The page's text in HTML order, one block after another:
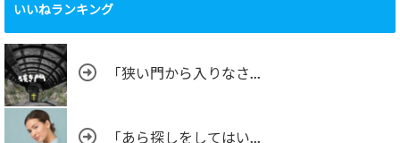
いいねランキング
「狭い門から入りなさ...
「あら探しをしてはい...